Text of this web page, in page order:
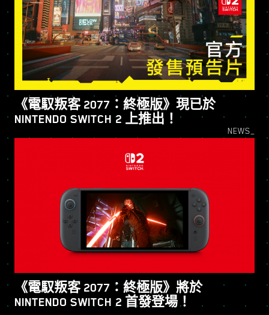
《電馭叛客 2077：終極版》現已於
NINTENDO SWITCH 2 上推出！
NEWS_
《電馭叛客 2077：終極版》將於
NINTENDO SWITCH 2 首發登場！